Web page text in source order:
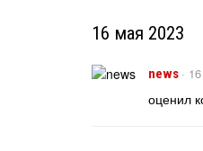
16 мая 2023
news ·
оценил